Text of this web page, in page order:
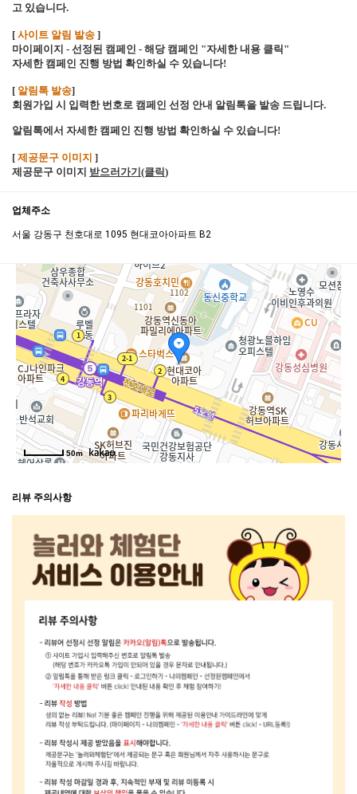
고 있습니다.
[ 사이트 알림 발송 ]
마이페이지 - 선정된 캠페인 - 해당 캠페인 "자세한 내용 클릭"
자세한 캠페인 진행 방법 확인하실 수 있습니다!
[ 알림톡 발송]
회원가입 시 입력한 번호로 캠페인 선정 안내 알림톡을 발송 드립니다.
알림톡에서 자세한 캠페인 진행 방법 확인하실 수 있습니다!
[ 제공문구 이미지 ]
제공문구 이미지 받으러가기(클릭 )
업체주소
서울 강동구 천호대로 1095 현대코아아파트 B2
50m
리뷰 주의사항